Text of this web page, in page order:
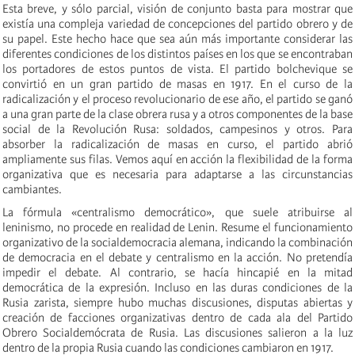
Esta breve, y sólo parcial, visión de conjunto basta para mostrar que
existía una compleja variedad de concepciones del partido obrero y de
su papel. Este hecho hace que sea aún más importante considerar las
diferentes condiciones de los distintos países en los que se encontraban
los portadores de estos puntos de vista. El partido bolchevique se
convirtió en un gran partido de masas en 1917. En el curso de la
radicalización y el proceso revolucionario de ese año, el partido se ganó
a una gran parte de la clase obrera rusa y a otros componentes de la base
social de la Revolución Rusa: soldados, campesinos y otros. Para
absorber la radicalización de masas en curso, el partido abrió
ampliamente sus filas. Vemos aquí en acción la flexibilidad de la forma
organizativa que es necesaria para adaptarse a las circunstancias
cambiantes.
La fórmula «centralismo democrático», que suele atribuirse al
leninismo, no procede en realidad de Lenin. Resume el funcionamiento
organizativo de la socialdemocracia alemana, indicando la combinación
de democracia en el debate y centralismo en la acción. No pretendía
impedir el debate. Al contrario, se hacía hincapié en la mitad
democrática de la expresión. Incluso en las duras condiciones de la
Rusia zarista, siempre hubo muchas discusiones, disputas abiertas y
creación de facciones organizativas dentro de cada ala del Partido
Obrero Socialdemócrata de Rusia. Las discusiones salieron a la luz
dentro de la propia Rusia cuando las condiciones cambiaron en 1917.